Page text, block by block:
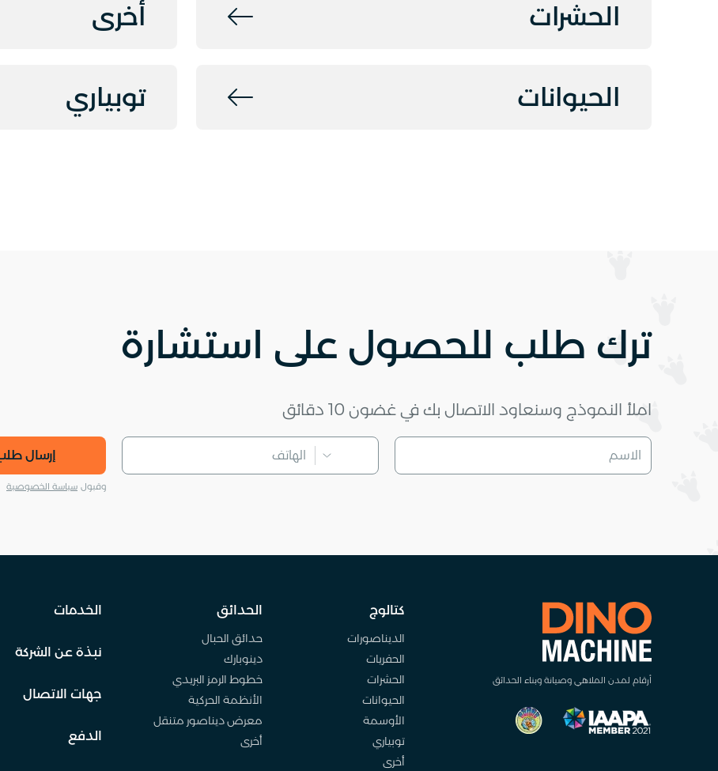
الحشرات
الحيوانات
أخرى
توبياري
ترك طلب للحصول على استشارة
املأ النموذج وسنعاود الاتصال بك في غضون 10 دقائق
إرسال
وقبول سياسة الخصوصية
أرقام لمدن الملاهي وصيانة وبناء الحدائق
كتالوج
الديناصورات
الحفريات
الحشرات
الحيوانات
الأوسمة
توبياري
أخرى
الحدائق
حدائق الحبال
دينوبارك
خطوط الرمز البريدي
الأنظمة الحركية
معرض ديناصور متنقل
أخرى
الخدمات
نبذة عن الشركة
جهات الاتصال
الدفع